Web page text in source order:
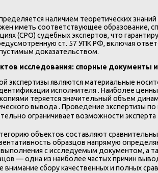
наличием теоретических
иметь соответствующее образование,
(СРО) судебных экспертов, что
ст. 57 УПК РФ, включая
доказательством.
исследования: спорные документы
экспертизы являются материальные
исполнителя . Наиболее
теряется значительный объем
вывода . Проведение экспертизы
ограничивает возможности эксперта
объектов составляют
образцов напрямую
с исследуемым документом, а
— одна из наиболее частых причин
сбору качественных и полных